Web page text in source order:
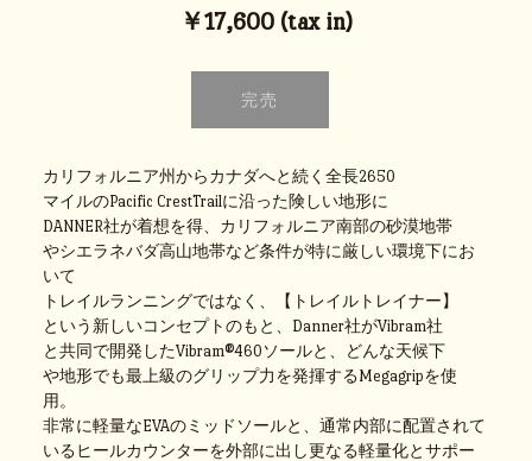
￥17,600 (tax in)
カリフォルニア州からカナダへと続く全長2650
マイルのPacific CrestTrailに沿った険しい地形に
DANNER社が着想を得、カリフォルニア南部の砂漠地帯
やシエラネバダ高山地帯など条件が特に厳しい環境下にお
いて
トレイルランニングではなく、【トレイルトレイナー】
という新しいコンセプトのもと、Danner社がVibram社
と共同で開発したVibram®460ソールと、どんな天候下
や地形でも最上級のグリップ力を発揮するMegagripを使
用。
非常に軽量なEVAのミッドソールと、通常内部に配置されて
いるヒールカウンターを外部に出し更なる軽量化とサポー